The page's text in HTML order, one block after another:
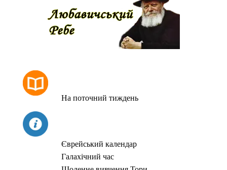
На поточний тиждень
Єврейський календар
Галахічний час